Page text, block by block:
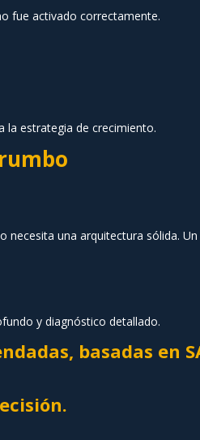
fue activado correctamente.
la estrategia de crecimiento.
necesita una arquitectura sólida.
y diagnóstico detallado.
basadas en